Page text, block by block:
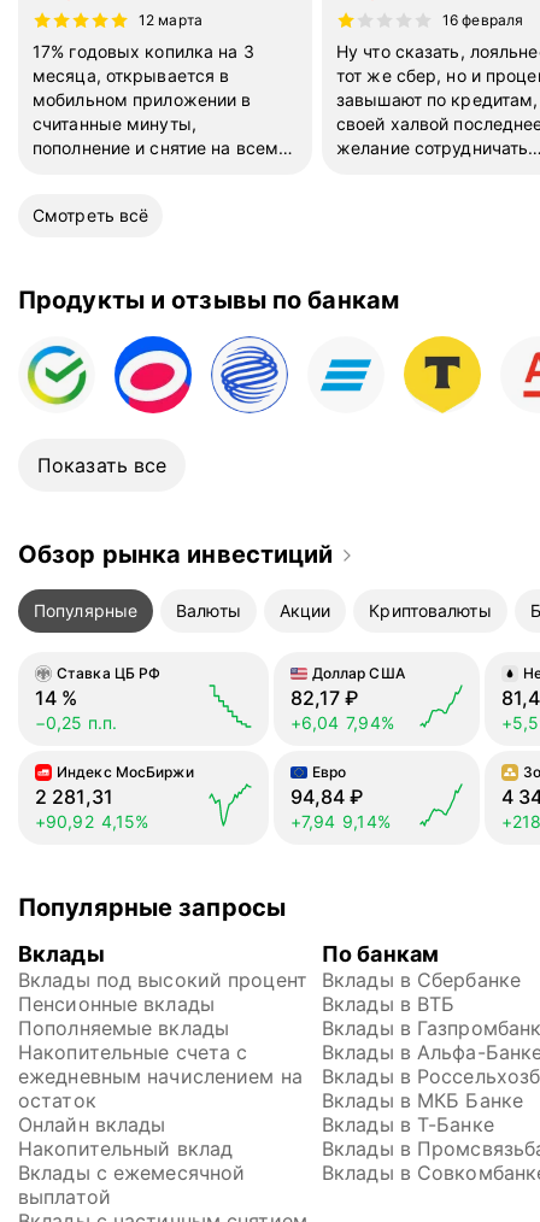
12 марта
17% годовых копилка на 3
месяца, открывается в
мобильном приложении в
считанные минуты,
пополнение и снятие на всем
16 февраля
Ну что сказать,
тот же сбер, но и
завышают по
своей халвой
желание сотрудничать
ребята, обхожу вас
другим советую.
Смотреть всё
Продукты и отзывы по банкам
Показать все
Обзор рынка инвестиций
Популярные Валюты Акции Криптовалюты
Ставка ЦБ РФ
14 %
−0,25 п.п.
Индекс МосБиржи
2 281,31
+90,92 4,15%
Доллар США
82,17₽
+6,04 7,94%
Евро
94,84₽
+7,94 9,14%
4
Популярные запросы
Вклады
Вклады под высокий процент
Пенсионные вклады
Пополняемые вклады
Накопительные счета с
ежедневным начислением на
остаток
Онлайн вклады
Накопительный вклад
Вклады с ежемесячной
выплатой
По банкам
Вклады в Сбербанке
Вклады в ВТБ
Вклады в
Вклады в Альфа-
Вклады в
Вклады в МКБ Банке
Вклады в Т-Банке
Вклады в
Вклады в